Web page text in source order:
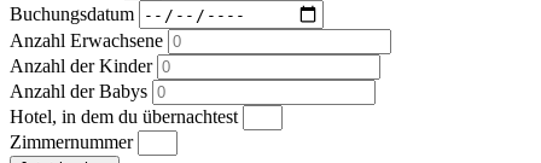
Buchungsdatum
Anzahl Erwachsene
Anzahl der Kinder
Anzahl der Babys
Hotel, in dem du übernachtest
Zimmernummer